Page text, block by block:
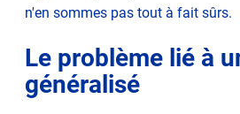
n'en sommes pas tout à fait sûrs.
Le problème lié à
généralisé